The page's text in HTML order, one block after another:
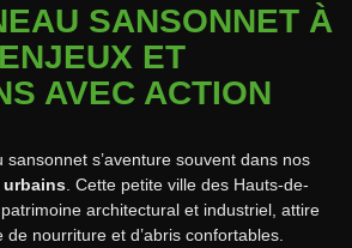
SANSONNET À
ET
AVEC ACTION
sansonnet s’aventure souvent dans nos
urbains . Cette petite ville des Hauts-de-
architectural et industriel, attire
nourriture et d’abris confortables.